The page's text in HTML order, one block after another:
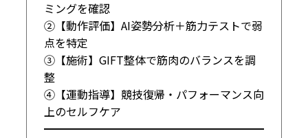
ミングを確認
②【動作評価】AI姿勢分析＋筋力テストで弱
点を特定
③【施術】GIFT整体で筋肉のバランスを調
整
④【運動指導】競技復帰・パフォーマンス向
上のセルフケア
━━━━━━━━━━━━━━━━━━━━